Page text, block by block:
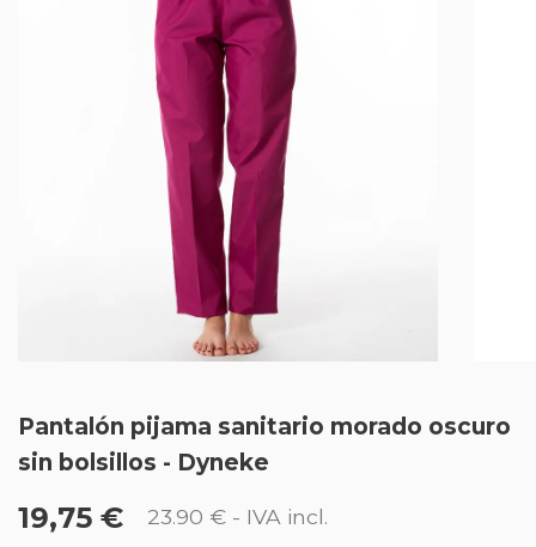
Pantalón pijama sanitario morado oscuro
sin bolsillos - Dyneke
19,75 € 23.90 € - IVA incl.